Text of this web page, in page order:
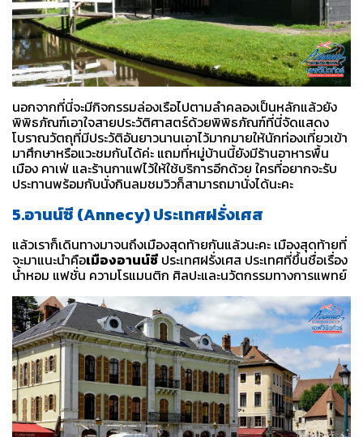
นอกจากที่นี่จะมีกิจกรรมล่องเรือไปตามลำคลองเป็นหลักแล้วยัง
พิพิธภัณฑ์เอาใจสายประวัติศาสตร์ด้วยพิพิธภัณฑ์ที่นี่จัดแสดง
โบราณวัตถุที่มีประวัติอันยาวนานเอาไว้มากมายให้นักท่องเที่ยวเข้า
มาศึกษาหรือแวะชมกันได้ค่ะ แถมที่หมู่บ้านนี้ยังมีร้านอาหารพื้น
เมือง คาเฟ่ และร้านกาแฟไว้ให้ใช้บริการอีกด้วย ใครที่อยากจะรับ
ประทานพร้อมกับนั่งกินลมชมวิวก็สามารถมานั่งได้นะคะ
5.อานน์ซี (Annecy) ประเทศฝรั่งเศส
แล้วเราก็เดินทางมาจนถึงเมืองสุดท้ายกันแล้วนะคะ เมืองสุดท้ายที่
จะมาแนะนำคือเมืองอานน์ซี ประเทศฝรั่งเศส ประเทศที่ขึ้นชื่อเรื่อง
น้ำหอม แฟชั่น ความโรแมนติก ศิลปะและนวัตกรรมทางการแพทย์